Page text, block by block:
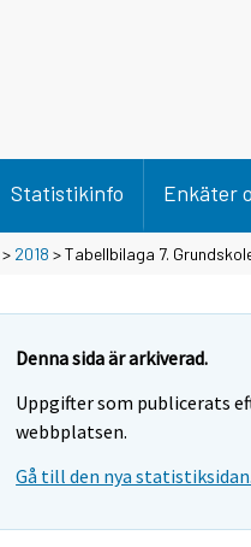
Statistikinfo Enkäter
> 2018 > Tabellbilaga 7.
Denna sida är arkiverad.
Uppgifter som publicerats
webbplatsen.
Gå till den nya statistiksidan.